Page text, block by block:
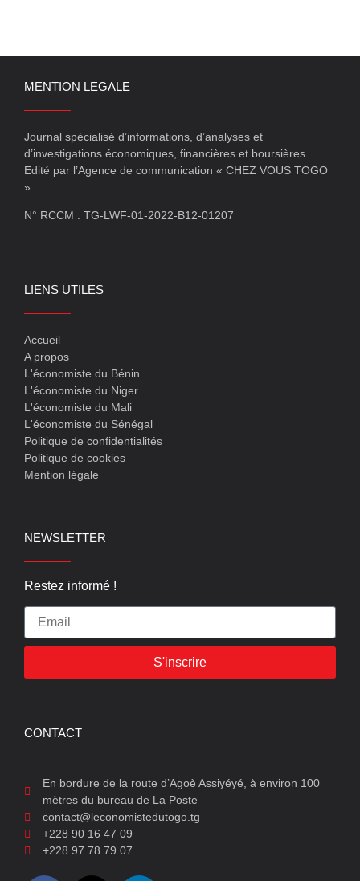
MENTION LEGALE
Journal spécialisé d’informations, d’analyses et
d’investigations économiques, financières et boursières.
Edité par l’Agence de communication « CHEZ VOUS TOGO
»
N° RCCM : TG-LWF-01-2022-B12-01207
LIENS UTILES
Accueil
A propos
L'économiste du Bénin
L'économiste du Niger
L'économiste du Mali
L'économiste du Sénégal
Politique de confidentialités
Politique de cookies
Mention légale
NEWSLETTER
Restez informé !
S'inscrire
CONTACT
En bordure de la route d’Agoè Assiyéyé, à environ 100
mètres du bureau de La Poste
contact@leconomistedutogo.tg
+228 90 16 47 09
+228 97 78 79 07